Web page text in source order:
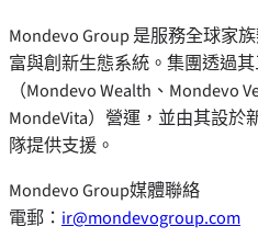
Mondevo Group 是服務全球家
富與創新生態系統。集團透過
（Mondevo Wealth、Mondevo
MondeVita）營運，並由其設於
隊提供支援。
Mondevo Group媒體聯絡
電郵： ir@mondevogroup.com